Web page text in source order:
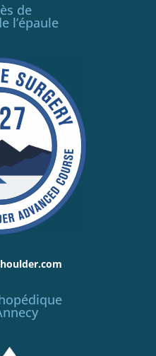
de
l’épaule